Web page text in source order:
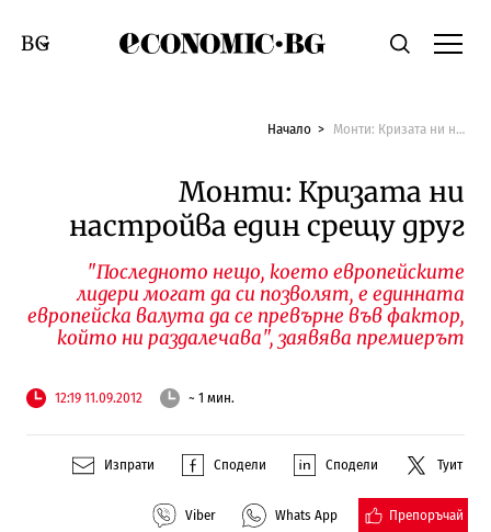
Economic.bgТърсене
Смяна на език
Начало Монти: Кризата ни настройва един срещу друг
Монти: Кризата ни
настройва един срещу друг
"Последното нещо, което европейските
лидери могат да си позволят, е единната
европейска валута да се превърне във фактор,
който ни раздалечава", заявява премиерът
12:19 11.09.2012 ~ 1 мин.
Изпрати Сподели Сподели Туит
Viber Whats App Препоръчай